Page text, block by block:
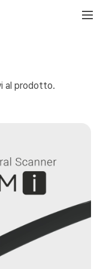
al prodotto.